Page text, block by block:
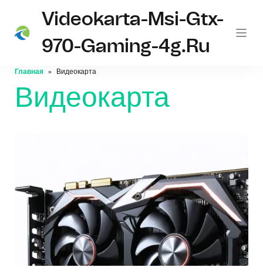
Videokarta-Msi-Gtx-
970-Gaming-4g.ru
Главная Видеокарта
Видеокарта